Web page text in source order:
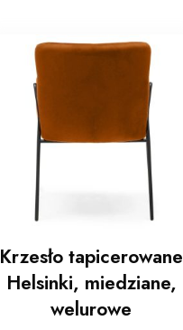
Krzesło tapicerowane
Helsinki, miedziane,
welurowe